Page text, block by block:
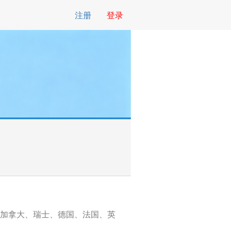
注册 登录
拿大、瑞士、德国、法国、英